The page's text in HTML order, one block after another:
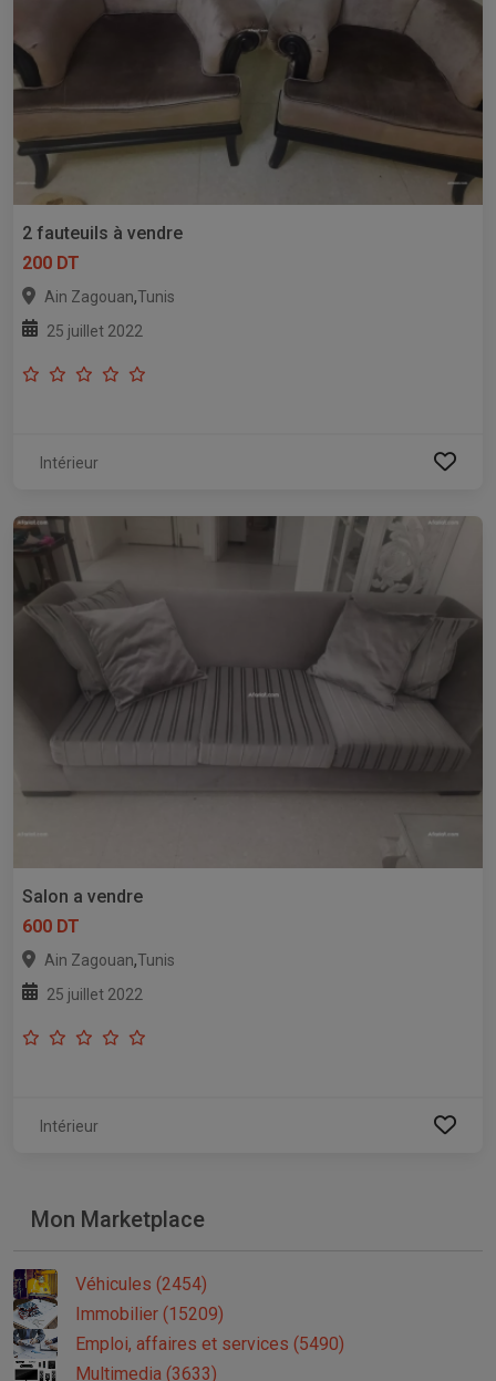
2 fauteuils à vendre
200 DT
Ain Zagouan,Tunis
25 juillet 2022
Intérieur
Salon a vendre
600 DT
Ain Zagouan,Tunis
25 juillet 2022
Intérieur
Mon Marketplace
Véhicules (2454)
Immobilier (15209)
Emploi, affaires et services (5490)
Multimedia (3633)